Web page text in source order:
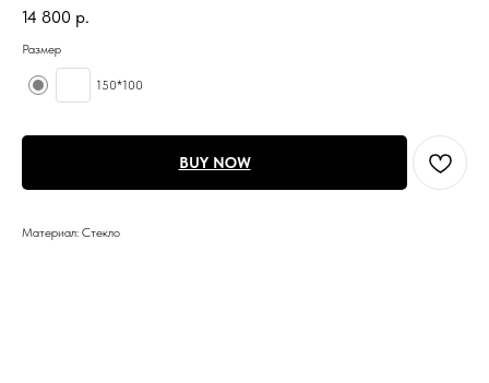
14 800 р.
Размер
150*100
BUY NOW
Материал: Стекло